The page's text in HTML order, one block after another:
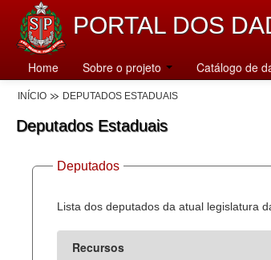
PORTAL DOS
Home Sobre o projeto Catálogo de
INÍCIO DEPUTADOS ESTADUAIS
Deputados Estaduais
Deputados
Lista dos deputados da atual legislatura
Recursos